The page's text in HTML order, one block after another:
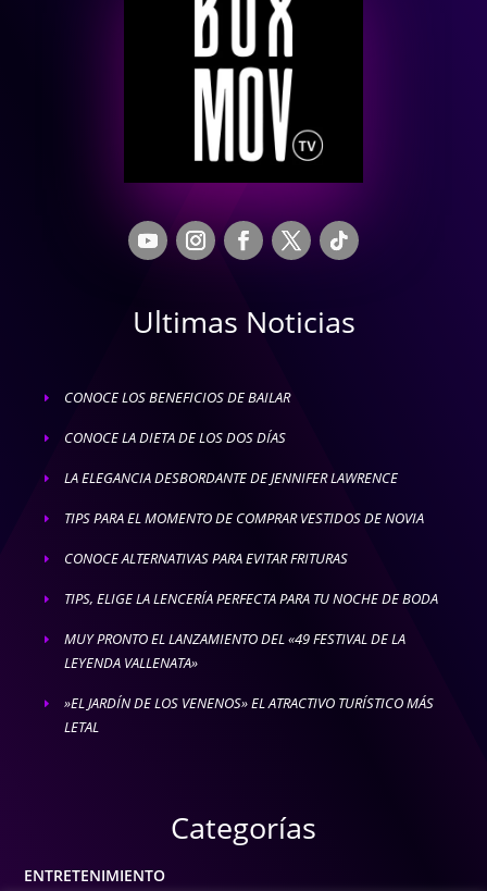
Ultimas Noticias
E CONOCE LOS BENEFICIOS DE BAILAR
E CONOCE LA DIETA DE LOS DOS DÍAS
E LA ELEGANCIA DESBORDANTE DE JENNIFER LAWRENCE
E TIPS PARA EL MOMENTO DE COMPRAR VESTIDOS DE NOVIA
E CONOCE ALTERNATIVAS PARA EVITAR FRITURAS
E TIPS, ELIGE LA LENCERÍA PERFECTA PARA TU NOCHE DE BODA
E
MUY PRONTO EL LANZAMIENTO DEL «49 FESTIVAL DE LA
LEYENDA VALLENATA»
E
»EL JARDÍN DE LOS VENENOS» EL ATRACTIVO TURÍSTICO MÁS
LETAL
Categorías
ENTRETENIMIENTO